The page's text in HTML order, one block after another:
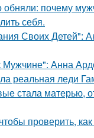
обняли: почему
себя.
Своих Детей":
Анна
реальная леди
стала матерью,
проверить,